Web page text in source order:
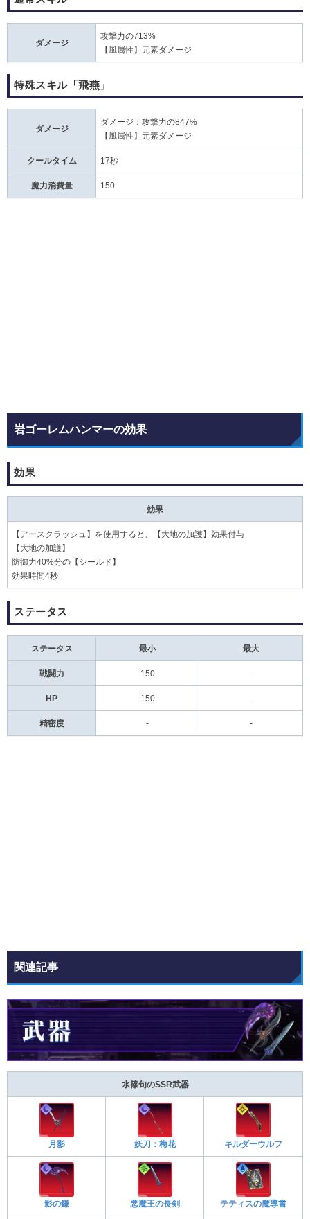
ダメージ
攻撃力の713%
【風属性】元素ダメージ
特殊スキル「飛燕」
ダメージ
ダメージ：攻撃力の847%
【風属性】元素ダメージ
クールタイム 17秒
魔力消費量 150
岩ゴーレムハンマーの効果
効果
効果
【アースクラッシュ】を使用すると、【大地の加護】効果付与
【大地の加護】
防御力40%分の【シールド】
効果時間4秒
ステータス
ステータス 最小 最大
戦闘力 150 -
HP 150 -
精密度 - -
関連記事
水篠旬のSSR武器
月影 妖刀：梅花 キルダーウルフ
影の鎌 悪魔王の長剣 テティスの魔導書